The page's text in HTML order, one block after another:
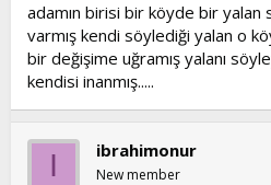
adamın birisi bir köyde bir yalan
varmış kendi söylediği yalan o
bir değişime uğramış yalanı
kendisi inanmış.....
I ibrahimonur
New member